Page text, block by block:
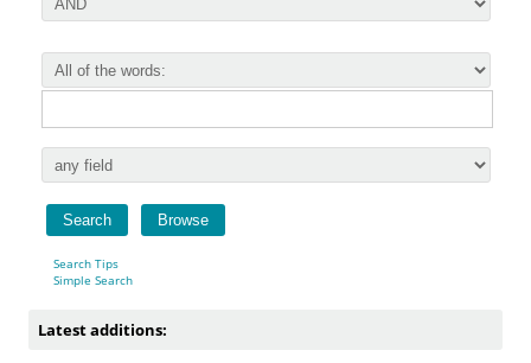
Search Tips
Simple Search
Latest additions: